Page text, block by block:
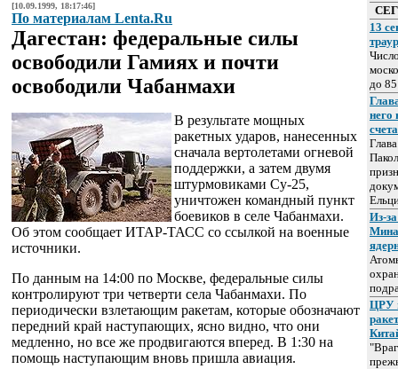
[10.09.1999, 18:17:46]
По материалам Lenta.Ru
Дагестан: федеральные силы
освободили Гамиях и почти
освободили Чабанмахи
В результате мощных
ракетных ударов, нанесенных
сначала вертолетами огневой
поддержки, а затем двумя
штурмовиками Су-25,
уничтожен командный пункт
боевиков в селе Чабанмахи.
Об этом сообщает ИТАР-ТАСС со ссылкой на военные
источники.
По данным на 14:00 по Москве, федеральные силы
контролируют три четверти села Чабанмахи. По
периодически взлетающим ракетам, которые обозначают
передний край наступающих, ясно видно, что они
медленно, но все же продвигаются вперед. В 1:30 на
помощь наступающим вновь пришла авиация.
13
до 85
него
Из-
ЦРУ